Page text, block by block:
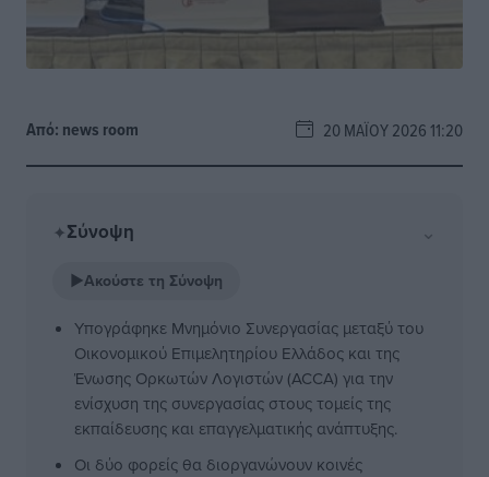
Από: news room 20 ΜΑΪ́ΟΥ 2026 11:20
✦Σύνοψη ⌄
▶Ακούστε τη Σύνοψη
Υπογράφηκε Μνημόνιο Συνεργασίας μεταξύ του
Οικονομικού Επιμελητηρίου Ελλάδος και της
Ένωσης Ορκωτών Λογιστών (ACCA) για την
ενίσχυση της συνεργασίας στους τομείς της
εκπαίδευσης και επαγγελματικής ανάπτυξης.
Οι δύο φορείς θα διοργανώνουν κοινές